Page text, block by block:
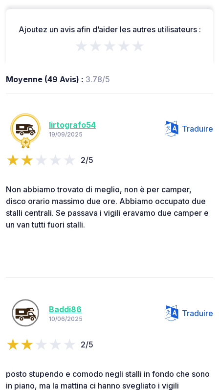
Ajoutez un avis afin d’aider les autres utilisateurs :
★★★★★
Moyenne (49 Avis) : 3.78/5
lirtografo54
19/09/2025
Traduire
2/5
Non abbiamo trovato di meglio, non è per camper,
disco orario massimo due ore. Abbiamo occupato due
stalli centrali. Se passava i vigili eravamo due camper e
un van tutti fuori stalli.
Baddi86
10/06/2025
Traduire
2/5
posto stupendo e comodo negli stalli in fondo che sono
in piano, ma la mattina ci hanno svegliato i vigili